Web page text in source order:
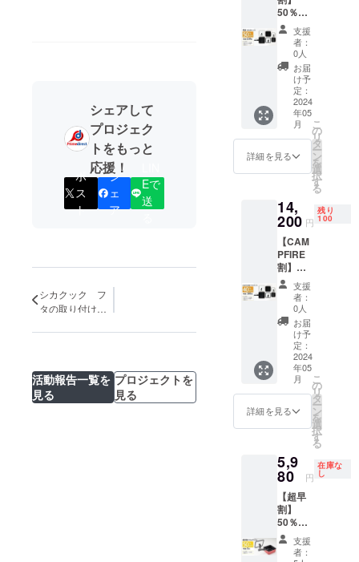
シェアして
プロジェク
トをもっと
応援！
ポ
ス
ト
シ
ェ
ア
Eで
送
シカクック フ
タの取り付け方
活動報告一覧を
見る
プロジェクトを
見る
熱ベスト。8
種類の形に
変形するス
テップエイ
※一般販
売価
格：
23760
円 ※ リ
ターン
価格は
税、送
料を含
む金額
です。
50％OF
F！ ＜
リター
ン内容
＞
24cmフ
ライパ
ン＋ガ
ラス蓋
20cmマ
ルチパ
ン＋無
水調理
蓋
ニパン
＋ガラ
ス蓋 着
脱式
取っ手
※一般販
売価
格：
23760
円 ※ リ
ターン
価格は
税、送
料を含
む金額
です。
支援
者：
0人
お届
け予
定：
2024
年05
月
詳細を見る
こ
の
リ
タ
ー
ン
を
選
択
す
る
14,
200 円
残り
100
【CAM
PFIRE
割】
40％OF
F！ ＜
リター
ン内容
24cmフ
ライパ
ン＋ガ
ラス蓋
20cmマ
ルチパ
ン＋無
水調理
16cmミ
ニパン
＋ガラ
ス蓋 着
脱式
取っ手
※一般販
売価
支援
者：
0人
お届
け予
定：
2024
年05
月
詳細を見る
こ
の
リ
タ
ー
ン
を
選
択
す
る
5,9
80 円
在庫な
し
【超早
割】
50％OF
F！ ＜
リター
支援
者：